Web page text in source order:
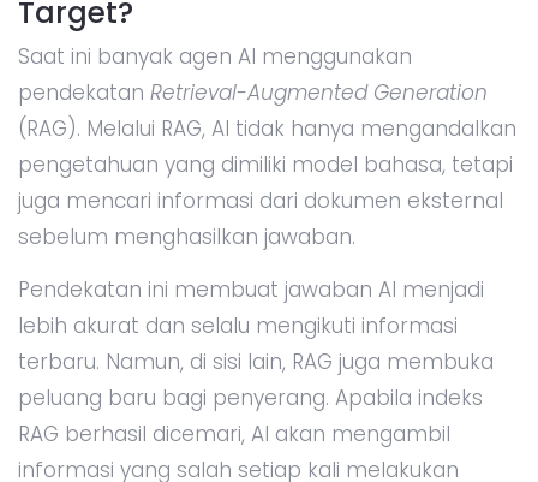
Target?
Saat ini banyak agen AI menggunakan
pendekatan Retrieval-Augmented Generation
(RAG). Melalui RAG, AI tidak hanya mengandalkan
pengetahuan yang dimiliki model bahasa, tetapi
juga mencari informasi dari dokumen eksternal
sebelum menghasilkan jawaban.
Pendekatan ini membuat jawaban AI menjadi
lebih akurat dan selalu mengikuti informasi
terbaru. Namun, di sisi lain, RAG juga membuka
peluang baru bagi penyerang. Apabila indeks
RAG berhasil dicemari, AI akan mengambil
informasi yang salah setiap kali melakukan